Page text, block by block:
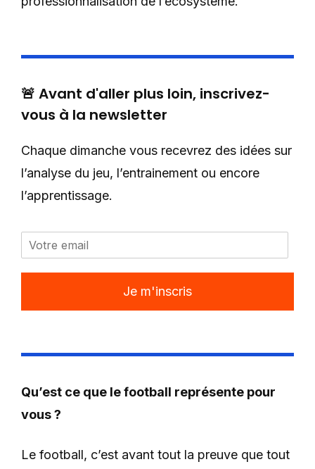
🚨 Avant d'aller plus loin, inscrivez-
vous à la newsletter
Chaque dimanche vous recevrez des idées sur
l’analyse du jeu, l’entrainement ou encore
l’apprentissage.
Je m'inscris
Qu’est ce que le football représente pour
vous ?
Le football, c’est avant tout la preuve que tout